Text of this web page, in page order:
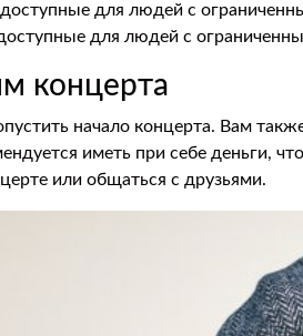
доступные для людей с
для людей с
концерта
начало концерта. Вам
иметь при себе деньги,
или общаться с друзьями.